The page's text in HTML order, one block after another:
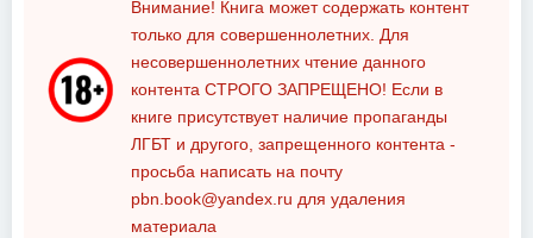
Внимание! Книга может содержать контент
только для совершеннолетних. Для
несовершеннолетних чтение данного
контента СТРОГО ЗАПРЕЩЕНО! Если в
книге присутствует наличие пропаганды
ЛГБТ и другого, запрещенного контента -
просьба написать на почту
pbn.book@yandex.ru для удаления
материала